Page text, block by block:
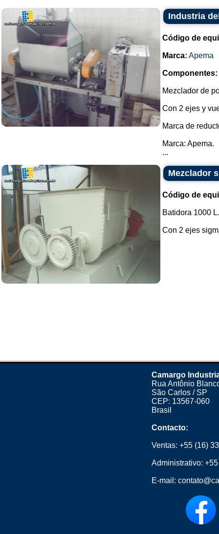
Industria
Código de
Marca: Apema
Componentes:
Mezclador de
Con 2 ejes y
Marca de
Marca: Apema.
...
Mezclador
Código de
Batidora 1000 L.
Con 2 ejes
Camargo
Rua Antônio
São Carlos / SP
CEP: 13567-060
Brasil
Contacto:
Ventas: +55 (16)
Administrativo:
E-mail: